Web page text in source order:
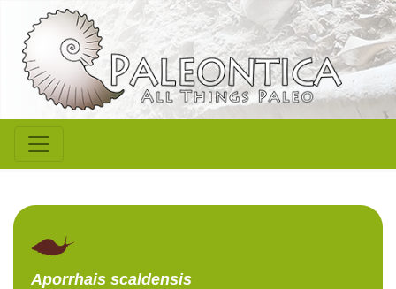
Aporrhais scaldensis